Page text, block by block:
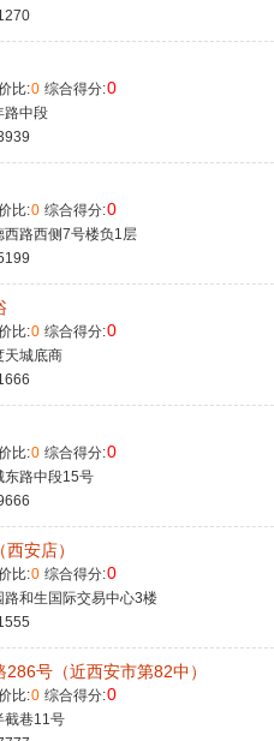
比:0 综合得分:0
路中段
比:0 综合得分:0
西路西侧7号楼负1层
比:0 综合得分:0
天城底商
比:0 综合得分:0
东路中段15号
安店）
比:0 综合得分:0
和生国际交易中心3楼
号（近西安市第82中）
比:0 综合得分:0
截巷11号